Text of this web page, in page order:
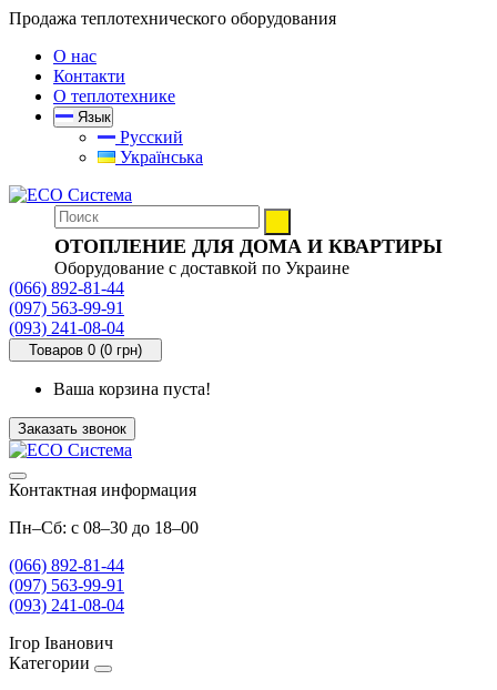
Продажа теплотехнического оборудования
О нас
Контакти
О теплотехнике
Язык
Русский
Українська
ОТОПЛЕНИЕ ДЛЯ ДОМА И КВАРТИРЫ
Оборудование с доставкой по Украине
(066) 892-81-44
(097) 563-99-91
(093) 241-08-04
Товаров 0 (0 грн)
Ваша корзина пуста!
Заказать звонок
Контактная информация
Пн–Сб: с 08–30 до 18–00
(066) 892-81-44
(097) 563-99-91
(093) 241-08-04
Ігор Іванович
Категории